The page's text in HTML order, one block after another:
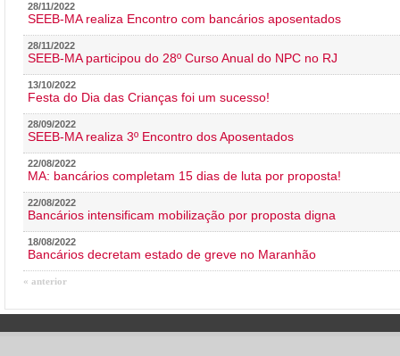
28/11/2022
SEEB-MA realiza Encontro com bancários aposentados
28/11/2022
SEEB-MA participou do 28º Curso Anual do NPC no RJ
13/10/2022
Festa do Dia das Crianças foi um sucesso!
28/09/2022
SEEB-MA realiza 3º Encontro dos Aposentados
22/08/2022
MA: bancários completam 15 dias de luta por proposta!
22/08/2022
Bancários intensificam mobilização por proposta digna
18/08/2022
Bancários decretam estado de greve no Maranhão
« anterior